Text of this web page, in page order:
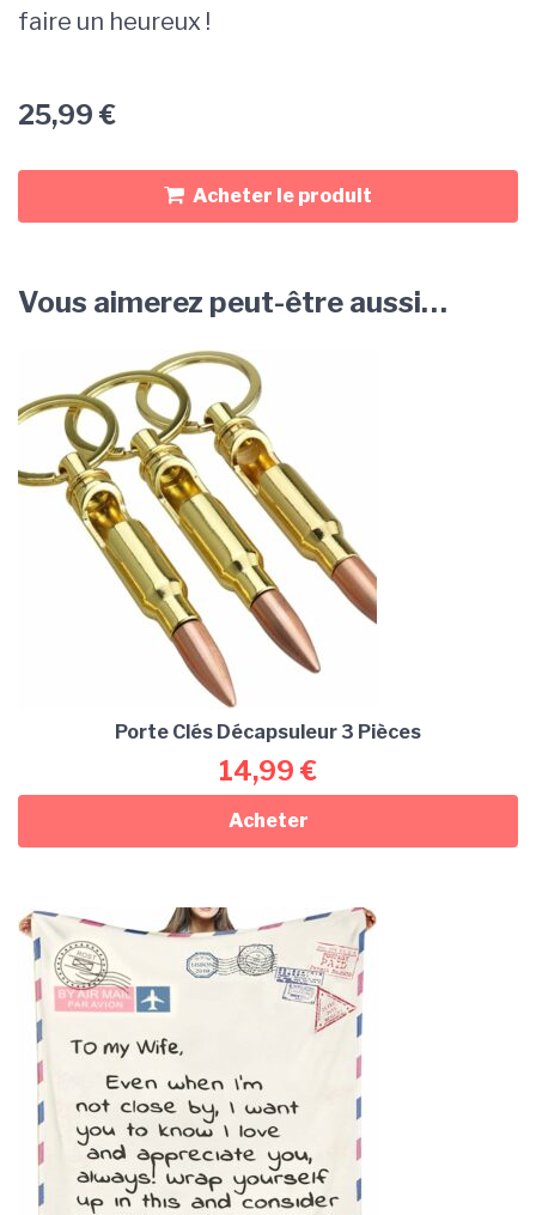
faire un heureux !
25,99 €
Acheter le produit
Vous aimerez peut-être aussi…
Porte Clés Décapsuleur 3 Pièces
14,99 €
Acheter